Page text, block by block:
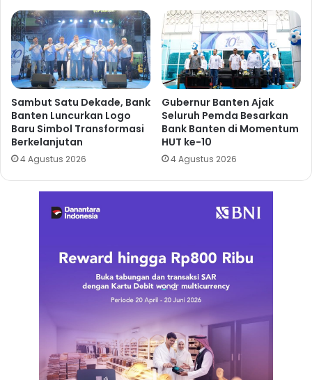
Sambut Satu Dekade, Bank
Banten Luncurkan Logo
Baru Simbol Transformasi
Berkelanjutan
4 Agustus 2026
Gubernur Banten Ajak
Seluruh Pemda Besarkan
Bank Banten di Momentum
HUT ke-10
4 Agustus 2026